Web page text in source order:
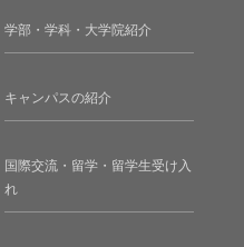
学部・学科・大学院紹介
キャンパスの紹介
国際交流・留学・留学生受け入
れ